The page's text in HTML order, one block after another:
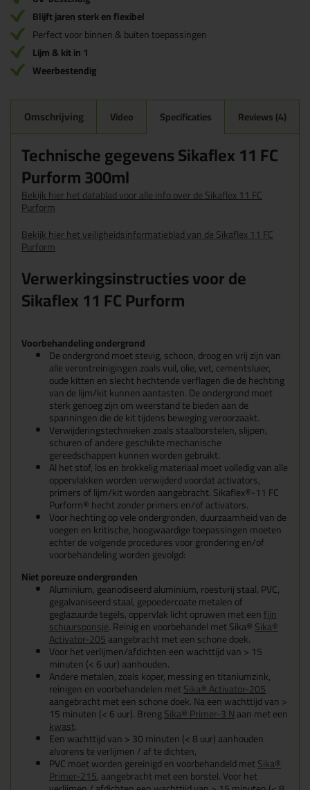
Blijft jaren sterk en flexibel
Perfect voor binnen & buiten toepassingen
Lijm & kit in 1
Weerbestendig
Omschrijving Video Specificaties Reviews (4)
Technische gegevens Sikaflex 11 FC
Purform 300ml
Bekijk hier het datablad voor alle info over de Sikaflex 11 FC
Purform
Bekijk hier het veiligheidsinformatieblad van de Sikaflex 11 FC
Purform
Verwerkingsinstructies voor de
Sikaflex 11 FC Purform
Voorbehandeling ondergrond
De ondergrond moet stevig, schoon, droog en vrij zijn van
alle verontreinigingen zoals vuil, olie, vet, cementsluier,
oude kitten en slecht hechtende verflagen die de hechting
van de lijm/kit kunnen aantasten. De ondergrond moet
sterk genoeg zijn om weerstand te bieden aan de
spanningen die de kit tijdens beweging veroorzaakt.
Verwijderingstechnieken zoals staalborstelen, slijpen,
schuren of andere geschikte mechanische
gereedschappen kunnen worden gebruikt.
Al het stof, los en brokkelig materiaal moet volledig van alle
oppervlakken worden verwijderd voordat activators,
primers of lijm/kit worden aangebracht. Sikaflex®-11 FC
Purform® hecht zonder primers en/of activators.
Voor hechting op vele ondergronden, duurzaamheid van de
voegen en kritische, hoogwaardige toepassingen moeten
echter de volgende procedures voor grondering en/of
voorbehandeling worden gevolgd:
Niet poreuze ondergronden
Aluminium, geanodiseerd aluminium, roestvrij staal, PVC,
gegalvaniseerd staal, gepoedercoate metalen of
geglazuurde tegels, oppervlak licht opruwen met eenfijn
schuursponsje. Reinig en voorbehandel met Sika®Sika®
Activator-205aangebracht met een schone doek.
Voor het verlijmen/afdichten een wachttijd van > 15
minuten (< 6 uur) aanhouden.
Andere metalen, zoals koper, messing en titaniumzink,
reinigen en voorbehandelen metSika® Activator-205
aangebracht met een schone doek. Na een wachttijd van >
15 minuten (< 6 uur). BrengSika® Primer-3 Naan met een
kwast.
Een wachttijd van > 30 minuten (< 8 uur) aanhouden
alvorens te verlijmen / af te dichten,
PVC moet worden gereinigd en voorbehandeld metSika®
Primer-215, aangebracht met een borstel. Voor het